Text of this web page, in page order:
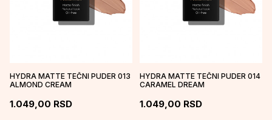
HYDRA MATTE TEČNI PUDER 013
ALMOND CREAM
1.049,00 RSD
HYDRA MATTE TEČNI PUDER 014
CARAMEL DREAM
1.049,00 RSD